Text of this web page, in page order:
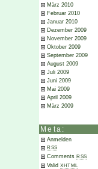
März 2010
Februar 2010
Januar 2010
Dezember 2009
November 2009
Oktober 2009
September 2009
August 2009
Juli 2009
Juni 2009
Mai 2009
April 2009
März 2009
Meta:
Anmelden
RSS
Comments RSS
Valid XHTML